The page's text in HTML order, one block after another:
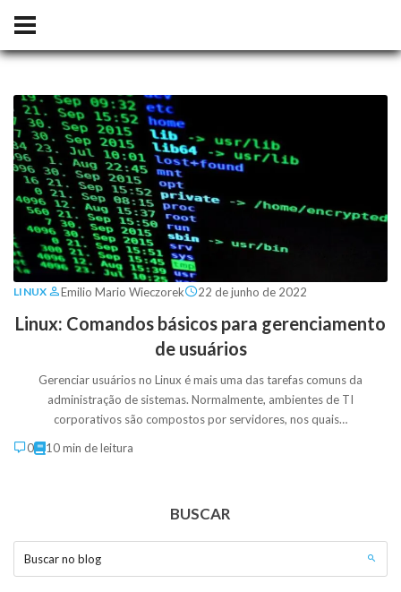
LINUX Emilio Mario Wieczorek 22 de junho de 2022
Linux: Comandos básicos para gerenciamento
de usuários
Gerenciar usuários no Linux é mais uma das tarefas comuns da
administração de sistemas. Normalmente, ambientes de TI
corporativos são compostos por servidores, nos quais…
0
10 min de leitura
BUSCAR
Buscar no blog